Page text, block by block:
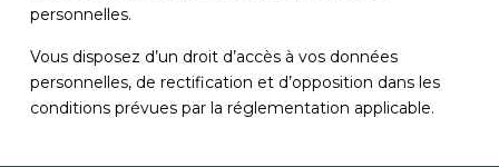
personnelles.
Vous disposez d’un droit d’accès à vos données
personnelles, de rectification et d’opposition dans les
conditions prévues par la réglementation applicable.